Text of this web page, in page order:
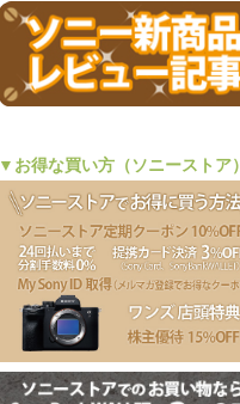
▼お得な買い方（ソニーストア）